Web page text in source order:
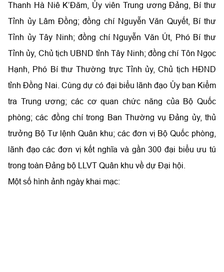
Thanh Hà Niê K’Đăm, Ủy viên Trung ương Đảng, Bí thư
Tỉnh ủy Lâm Đồng; đồng chí Nguyễn Văn Quyết, Bí thư
Tỉnh ủy Tây Ninh; đồng chí Nguyễn Văn Út, Phó Bí thư
Tỉnh ủy, Chủ tịch UBND tỉnh Tây Ninh; đồng chí Tôn Ngọc
Hạnh, Phó Bí thư Thường trực Tỉnh ủy, Chủ tịch HĐND
tỉnh Đồng Nai. Cùng dự có đại biểu lãnh đạo Ủy ban Kiểm
tra Trung ương; các cơ quan chức năng của Bộ Quốc
phòng; các đồng chí trong Ban Thường vụ Đảng ủy, thủ
trưởng Bộ Tư lệnh Quân khu; các đơn vị Bộ Quốc phòng,
lãnh đạo các đơn vị kết nghĩa và gần 300 đại biểu ưu tú
trong toàn Đảng bộ LLVT Quân khu về dự Đại hội.
Một số hình ảnh ngày khai mạc: